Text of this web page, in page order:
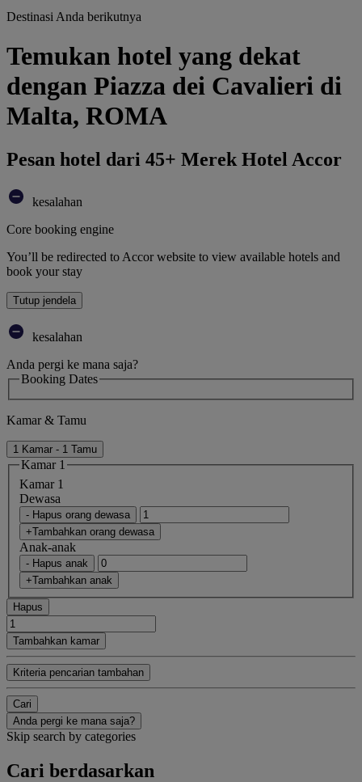
Destinasi Anda berikutnya
Temukan hotel yang dekat
dengan Piazza dei Cavalieri di
Malta, ROMA
Pesan hotel dari 45+ Merek Hotel Accor
kesalahan
Core booking engine
You’ll be redirected to Accor website to view available hotels and
book your stay
Tutup jendela
kesalahan
Anda pergi ke mana saja?
Booking Dates
Kamar & Tamu
1 Kamar - 1 Tamu
Kamar 1
Kamar 1
Dewasa
- Hapus orang dewasa
+Tambahkan orang dewasa
Anak-anak
- Hapus anak
+Tambahkan anak
Hapus
Tambahkan kamar
Kriteria pencarian tambahan
Cari
Anda pergi ke mana saja?
Skip search by categories
Cari berdasarkan